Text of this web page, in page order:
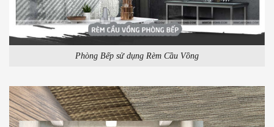
Phòng Bếp sử dụng Rèm Cầu Vồng